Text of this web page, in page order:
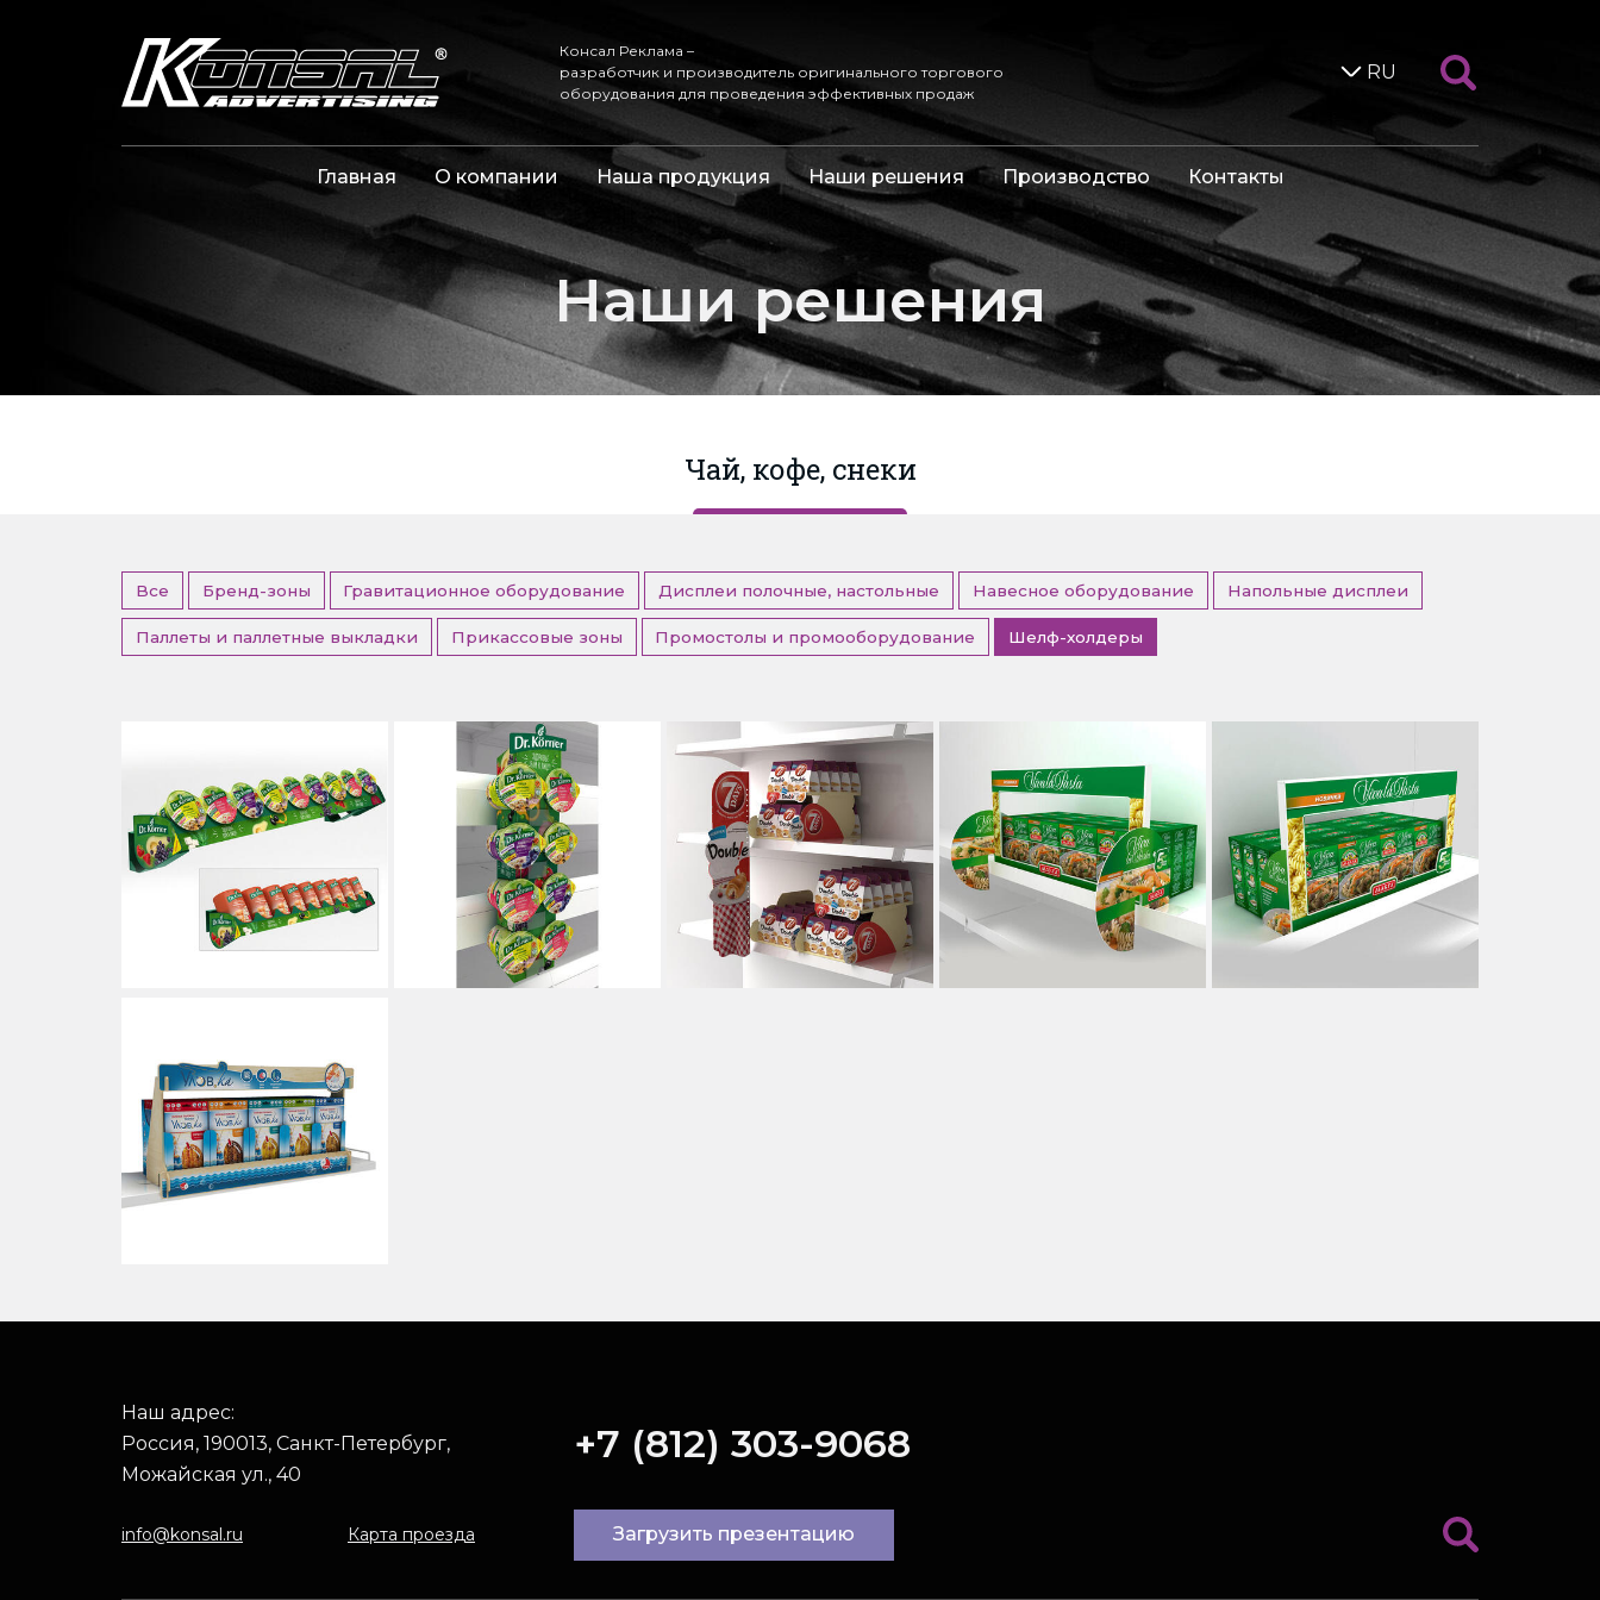
Консал Реклама –
разработчик и производитель оригинального торгового
оборудования для проведения эффективных продаж
RU
Главная О компании Наша продукция Наши решения Производство Контакты
Наши решения
Чай, кофе, снеки
Все Бренд-зоны Гравитационное оборудование Дисплеи полочные, настольные Навесное оборудование Напольные дисплеи
Паллеты и паллетные выкладки Прикассовые зоны Промостолы и промооборудование Шелф-холдеры
Наш адрес:
Россия, 190013, Санкт-Петербург,
Можайская ул., 40
+7 (812) 303-9068
info@konsal.ru Карта проезда Загрузить презентацию